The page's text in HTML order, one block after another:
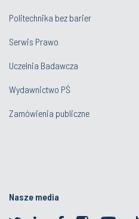
Politechnika bez barier
Serwis Prawo
Uczelnia Badawcza
Wydawnictwo PŚ
Zamówienia publiczne
Nasze media